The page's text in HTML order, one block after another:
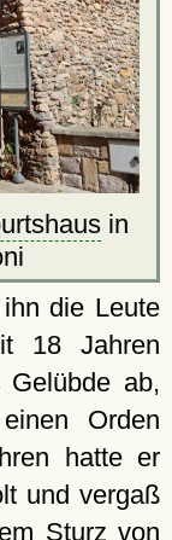
in
die Leute
18 Jahren
ab,
Orden
hatte er
und vergaß
Sturz von